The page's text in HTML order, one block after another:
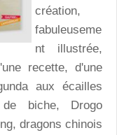
création,
fabuleuseme
nt illustrée,
recette, d'une
aux écailles
biche, Drogo
dragons chinois